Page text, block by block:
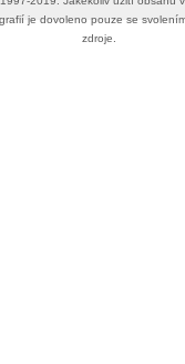
je dovoleno pouze se
zdroje.